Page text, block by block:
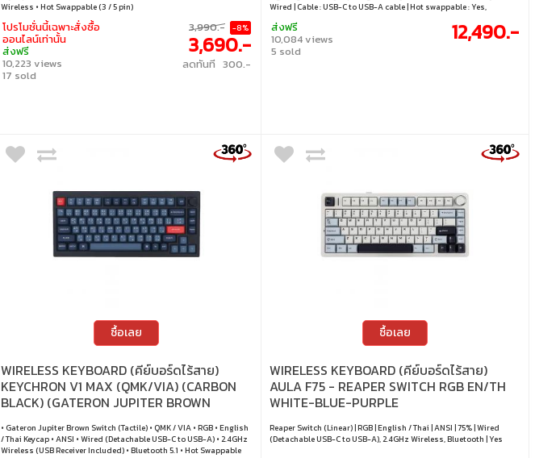
Wireless • Hot Swappable (3 / 5 pin)
โปรโมชั่นนี้เฉพาะสั่งซื้อ
ออนไลน์เท่านั้น
ส่งฟรี
10,223 views
17 sold
3,990.- -8%
3,690.-
ลดทันที 300.-
Wired | Cable : USB-C to USB-A cable | Hot swappable : Yes,
ส่งฟรี
10,084 views
5 sold
12,490.-
ซื้อเลย
WIRELESS KEYBOARD (คีย์บอร์ดไร้สาย)
KEYCHRON V1 MAX (QMK/VIA) (CARBON
BLACK) (GATERON JUPITER BROWN
• Gateron Jupiter Brown Switch (Tactile) • QMK / VIA • RGB • English
/ Thai Keycap • ANSI • Wired (Detachable USB-C to USB-A) • 2.4GHz
Wireless (USB Receiver Included) • Bluetooth 5.1 • Hot Swappable
ซื้อเลย
WIRELESS KEYBOARD (คีย์บอร์ดไร้สาย)
AULA F75 - REAPER SWITCH RGB EN/TH
WHITE-BLUE-PURPLE
Reaper Switch (Linear) | RGB | English / Thai | ANSI | 75% | Wired
(Detachable USB-C to USB-A), 2.4GHz Wireless, Bluetooth | Yes